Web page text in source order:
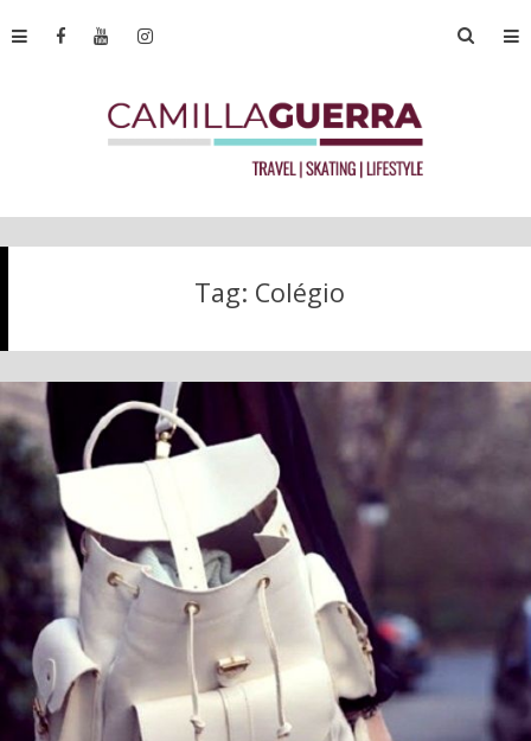
Tag: Colégio